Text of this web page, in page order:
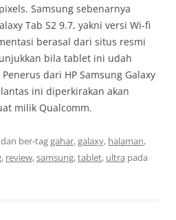
Samsung sebenarnya
Tab S2 9.7, yakni versi Wi-fi
berasal dari situs resmi
bila tablet ini udah
dari HP Samsung Galaxy
ini diperkirakan akan
milik Qualcomm.
dan ber-taggahar,galaxy, halaman,
, review,samsung,tablet, ultra pada